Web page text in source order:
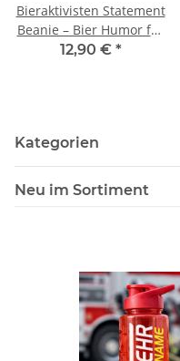
Bieraktivisten Statement
Beanie – Bier Humor für
kalte Tage
12,90 € *
Kategorien
Neu im Sortiment